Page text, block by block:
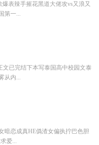
表辣手摧花黑道大佬攻vs又浪又
第一...
已完结下本写泰国高中校园文泰
从内...
暗恋成真HE僞渣女偏执拧巴色胆
爱...